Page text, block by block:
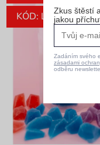
KÓD: LETO30
Zkus štěstí
jakou
Zadáním svého
zásadami
odběru